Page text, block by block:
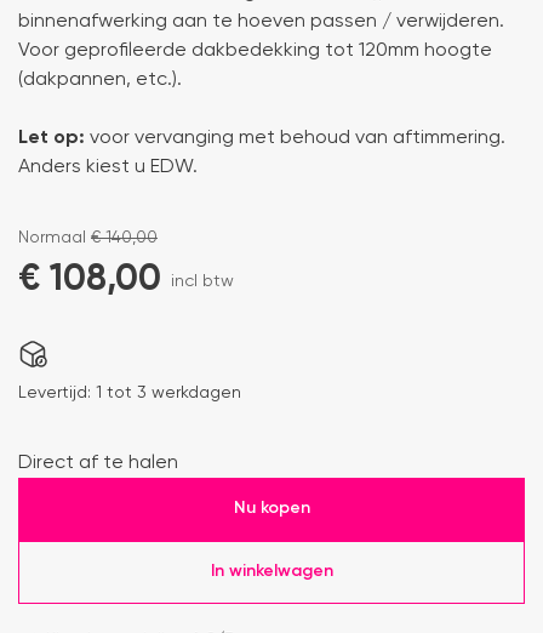
binnenafwerking aan te hoeven passen / verwijderen.
Voor geprofileerde dakbedekking tot 120mm hoogte
(dakpannen, etc.).
Let op: voor vervanging met behoud van aftimmering.
Anders kiest u EDW.
Normaal €140,00
€ 108,00 incl btw
Levertijd: 1 tot 3 werkdagen
Direct af te halen
Nu kopen
In winkelwagen